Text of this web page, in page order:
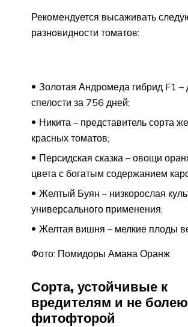
Рекомендуется высаживать
разновидности томатов:
Золотая Андромеда гибрид F1 –
спелости за 756 дней;
Никита – представитель сорта
красных томатов;
Персидская сказка – овощи
цвета с богатым содержанием
Желтый Буян – низкорослая
универсального применения;
Желтая вишня – мелкие плоды
Фото: Помидоры Амана Оранж
Сорта, устойчивые к
вредителям и не
фитофторой